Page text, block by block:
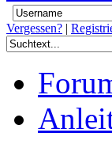
Vergessen? |